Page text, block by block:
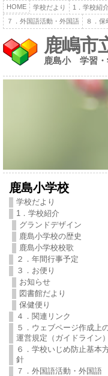
HOME 学校だより 1．学校紹
７．外国語活動・外国語
８．保
鹿嶋市
鹿島小 学習・
鹿島小学校
学校だより
1．学校紹介
グランドデザイン
鹿島小学校の歴史
鹿島小学校校歌
２．年間行事予定
３．お便り
お知らせ
図書館だより
保健便り
４．関連リンク
５．ウェブページ作成上
運営規定（ガイドライン）
６．学校いじめ防止基本
針
７．外国語活動・外国語